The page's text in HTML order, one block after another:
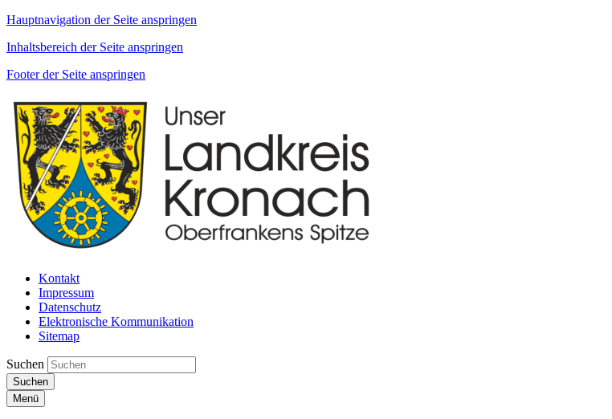
Hauptnavigation der Seite anspringen
Inhaltsbereich der Seite anspringen
Footer der Seite anspringen
Kontakt
Impressum
Datenschutz
Elektronische Kommunikation
Sitemap
Suchen
Suchen
Menü